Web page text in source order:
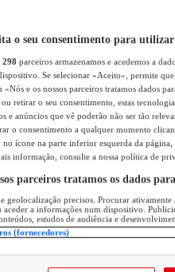
o seu consentimento para utilizar
298 parceiros armazenamos e acedemos a
Se selecionar «Aceito», permite
«Nós e os nossos parceiros tratamos dados
retirar o seu consentimento, estas
e anúncios que vê poderão não ser tão
o consentimento a qualquer momento
ícone na parte inferior esquerda da página,
informação, consulte a nossa política de
parceiros tratamos os dados
geolocalização precisos. Procurar
aceder a informações num dispositivo.
estudos de audiência e
(fornecedores)